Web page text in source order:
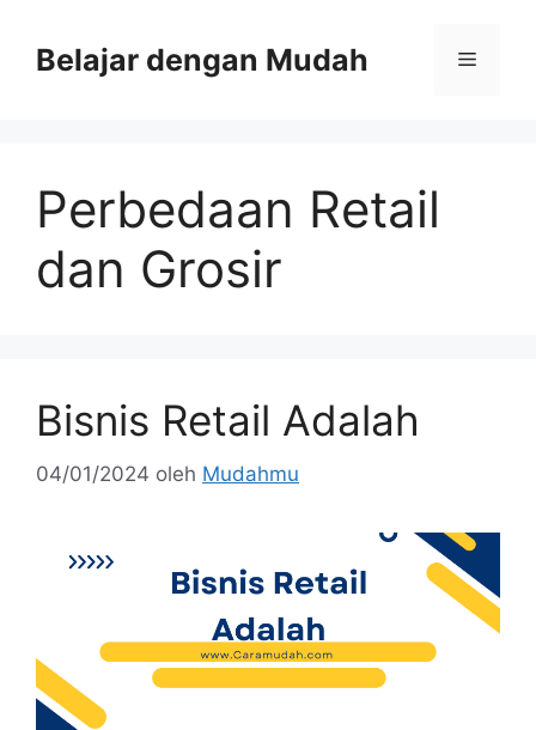
Belajar dengan Mudah
Perbedaan Retail
dan Grosir
Bisnis Retail Adalah
04/01/2024 oleh Mudahmu